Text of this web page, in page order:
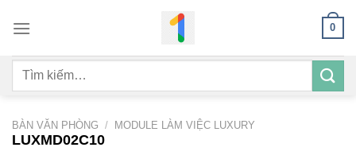
qua
dung
0
Tìm
BÀN VĂN PHÒNG / MODULE LÀM VIỆC LUXURY
LUXMD02C10